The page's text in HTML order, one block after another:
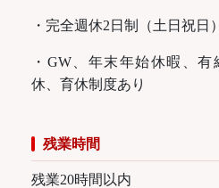
・完全週休2日制（土日祝日）
・GW、年末年始休暇、
休、育休制度あり
残業時間
残業20時間以内